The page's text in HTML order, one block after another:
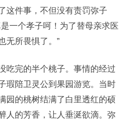
这件事，不但没有责罚弥子
一个孝子呵！为了替母亲求医
无所畏惧了。”
吃完的半个桃子。事情的经过
瑕陪卫灵公到果园游览。当时
园的桃树结满了白里透红的硕
人的芳香，让人垂涎欲滴。弥